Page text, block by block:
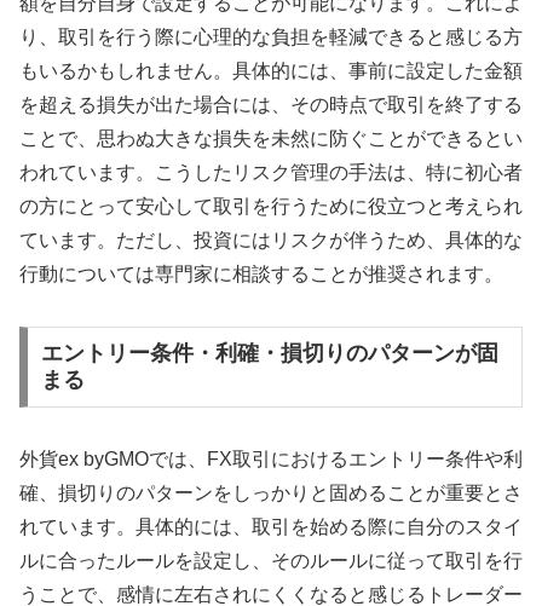
り、取引を行う際に心理的な負担を軽減できると感じる方
もいるかもしれません。具体的には、事前に設定した金額
を超える損失が出た場合には、その時点で取引を終了する
ことで、思わぬ大きな損失を未然に防ぐことができるとい
われています。こうしたリスク管理の手法は、特に初心者
の方にとって安心して取引を行うために役立つと考えられ
ています。ただし、投資にはリスクが伴うため、具体的な
行動については専門家に相談することが推奨されます。
エントリー条件・利確・損切りのパターンが固
まる
外貨ex byGMOでは、FX取引におけるエントリー条件や利
確、損切りのパターンをしっかりと固めることが重要とさ
れています。具体的には、取引を始める際に自分のスタイ
ルに合ったルールを設定し、そのルールに従って取引を行
うことで、感情に左右されにくくなると感じるトレーダー